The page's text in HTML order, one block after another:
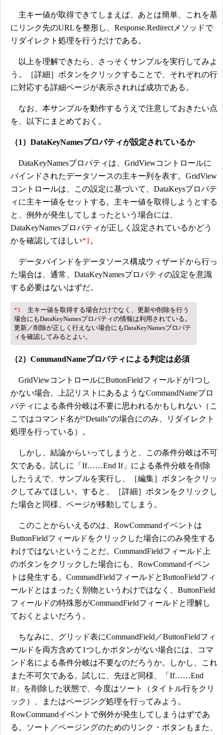
主キー値が取得できてしまえば、あとは簡単、これを基
にリンク先のURLを整形し、Response.Redirectメソッドで
リダイレクト処理を行うだけである。
以上を理解できたら、さっそくサンプルを実行してみよ
う。［詳細］ボタンをクリックすることで、それぞれの行
に対応する詳細ページが表示されれば成功である。
なお、本サンプルを動作するうえで注意しておきたい点
を、以下にまとめておく。
（1）DataKeyNamesプロパティが設定されているか
DataKeyNamesプロパティは、GridViewコントロールに
バインドされたデータソースの主キー列を表す。GridView
コントロールは、この設定に基づいて、DataKeysプロパテ
ィに主キー値をセットする。主キー値を取得しようとする
と、例外が発生してしまったという場合には、
DataKeyNamesプロパティが正しく設定されているかどう
かを確認してほしい*1 。
データバインドをデータソース構成ウィザードから行っ
た場合は、通常、DataKeyNamesプロパティの設定を意識
する必要はないはずだ。
*1 主キー値を取得する場合だけでなく、更新や削除を行う
場合にもDataKeyNamesプロパティの情報は利用されている。
更新／削除が正しく行えない場合にもDataKeyNamesプロパテ
ィを確認してみるとよい。
（2）CommandNameプロパティによる判定は必須
GridViewコントロールにButtonFieldフィールドが1つし
かない場合、上記リストにあるようなCommandNameプロ
パティによる条件分岐は不要に思われるかもしれない（こ
こではコマンド名が“Details”の場合にのみ、リダイレクト
処理を行っている）。
しかし、結論からいってしまうと、この条件分岐は不可
欠である。試しに「If……End If」による条件分岐を削除
したうえで、サンプルを実行し、［編集］ボタンをクリッ
クしてみてほしい。すると、［詳細］ボタンをクリックし
た場合と同様、ページが移動してしまう。
このことからいえるのは、RowCommandイベントは
ButtonFieldフィールドをクリックした場合にのみ発生する
わけではないということだ。CommandFieldフィールド上
のボタンをクリックした場合にも、RowCommandイベン
トは発生する。CommandFieldフィールドとButtonFieldフィ
ールドとはまったく別物というわけではなく、ButtonField
フィールドの特殊形がCommandFieldフィールドと理解し
ておくとよいだろう。
ちなみに、グリッド表にCommandField／ButtonFieldフィ
ールドを両方含めて1つしかボタンがない場合には、コマ
ンド名による条件分岐は不要なのだろうか。しかし、これ
また不可欠である。試しに、先ほど同様、「If……End
If」を削除した状態で、今度はソート（タイトル行をクリ
ック）、またはページング処理を行ってみよう。
RowCommandイベントで例外が発生してしまうはずであ
る。ソート／ページングのためのリンク・ボタンもまた、